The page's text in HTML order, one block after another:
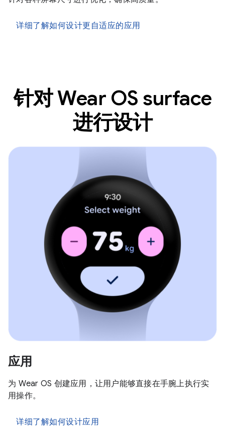
详细了解如何设计更自适应的应用
针对 Wear OS surface
进行设计
应用
为 Wear OS 创建应用，让用户能够直接在手腕上执行实
用操作。
详细了解如何设计应用